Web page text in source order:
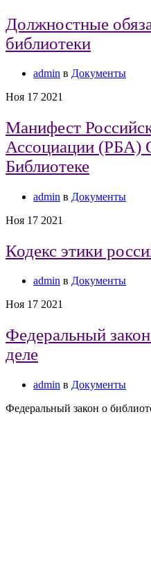
Должностные
библиотеки
admin в Документы
Ноя 17 2021
Манифест
Ассоциации (РБА)
Библиотеке
admin в Документы
Ноя 17 2021
Кодекс этики
admin в Документы
Ноя 17 2021
Федеральный
деле
admin в Документы
Федеральный закон о